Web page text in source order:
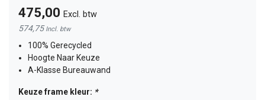
475,00 Excl. btw
574,75Incl. btw
100% Gerecycled
Hoogte Naar Keuze
A-Klasse Bureauwand
Keuze frame kleur: *